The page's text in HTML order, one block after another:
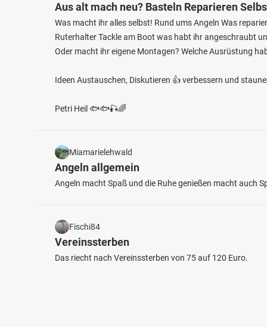
Aus alt mach neu? Basteln Reparieren
Was macht ihr alles selbst! Rund ums Angeln Was
Ruterhalter Tackle am Boot was habt ihr angeschraubt
Oder macht ihr eigene Montagen? Welche Ausrüstung
Ideen Austauschen, Diskutieren 👍 verbessern und
Petri Heil 🐟🐟🎣🌈
Miamarielehwald
Angeln allgemein
Angeln macht Spaß und die Ruhe genießen macht auch
Fischi84
Vereinssterben
Das riecht nach Vereinssterben von 75 auf 120 Euro.